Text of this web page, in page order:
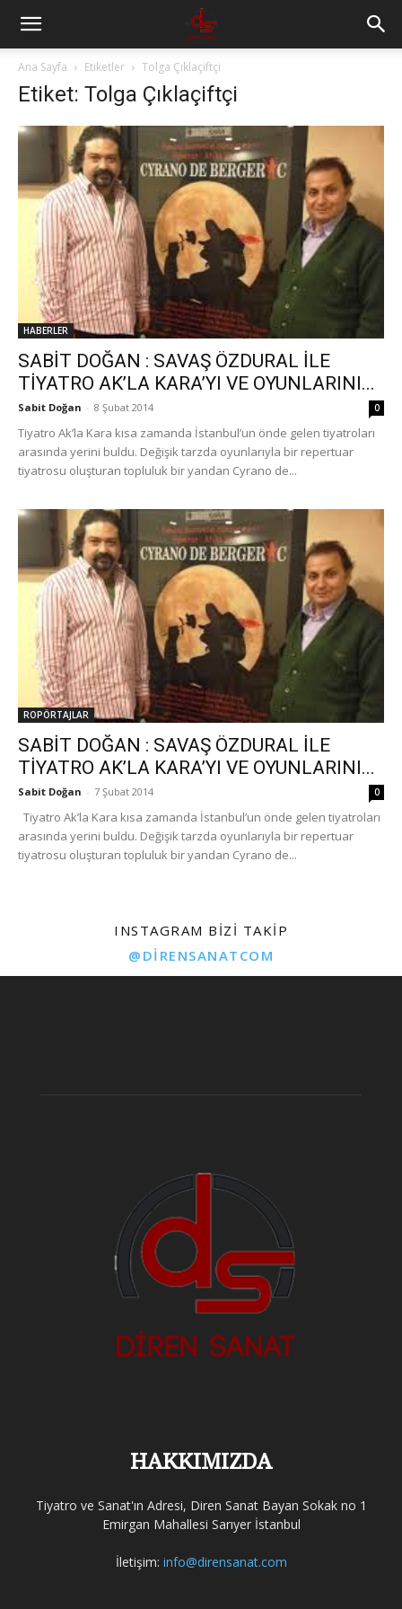
Ana Sayfa Etiketler Tolga Çıklaçiftçi
Etiket: Tolga Çıklaçiftçi
HABERLER
SABİT DOĞAN : SAVAŞ ÖZDURAL İLE
TİYATRO AK’LA KARA’YI VE OYUNLARINI...
Sabit Doğan - 8 Şubat 2014 0
Tiyatro Ak’la Kara kısa zamanda İstanbul’un önde gelen tiyatroları
arasında yerini buldu. Değişik tarzda oyunlarıyla bir repertuar
tiyatrosu oluşturan topluluk bir yandan Cyrano de...
ROPÖRTAJLAR
SABİT DOĞAN : SAVAŞ ÖZDURAL İLE
TİYATRO AK’LA KARA’YI VE OYUNLARINI...
Sabit Doğan - 7 Şubat 2014 0
Tiyatro Ak’la Kara kısa zamanda İstanbul’un önde gelen tiyatroları
arasında yerini buldu. Değişik tarzda oyunlarıyla bir repertuar
tiyatrosu oluşturan topluluk bir yandan Cyrano de...
INSTAGRAM BIZI TAKIP
@DIRENSANATCOM
HAKKIMIZDA
Tiyatro ve Sanat'ın Adresi, Diren Sanat Bayan Sokak no 1
Emirgan Mahallesi Sarıyer İstanbul
İletişim: info@dirensanat.com